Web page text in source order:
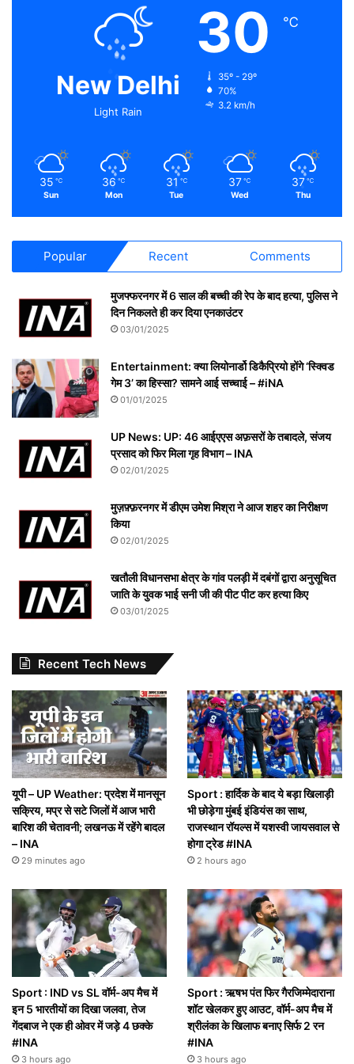
New Delhi
Light Rain
30 ℃
35º - 29º
70%
3.2 km/h
35 ℃
Sun
36 ℃
Mon
31 ℃
Tue
37 ℃
Wed
37 ℃
Thu
Popular Recent Comments
मुजफ्फरनगर में 6 साल की बच्ची की रेप के बाद हत्या, पुलिस ने
दिन निकलते ही कर दिया एनकाउंटर
03/01/2025
Entertainment: क्या लियोनार्डो डिकैप्रियो होंगे ‘स्क्विड
गेम 3’ का हिस्सा? सामने आई सच्चाई – #iNA
01/01/2025
UP News: UP: 46 आईएएस अफ़सरों के तबादले, संजय
प्रसाद को फिर मिला गृह विभाग – INA
02/01/2025
मुज़फ़्फ़रनगर में डीएम उमेश मिश्रा ने आज शहर का निरीक्षण
किया
02/01/2025
खतौली विधानसभा क्षेत्र के गांव पलड़ी में दबंगों द्वारा अनुसूचित
जाति के युवक भाई सनी जी की पीट पीट कर हत्या किए
03/01/2025
Recent Tech News
यूपी – UP Weather: प्रदेश में मानसून
सक्रिय, मप्र से सटे जिलों में आज भारी
बारिश की चेतावनी; लखनऊ में रहेंगे बादल
– INA
29 minutes ago
Sport : हार्दिक के बाद ये बड़ा खिलाड़ी
भी छोड़ेगा मुंबई इंडियंस का साथ,
राजस्थान रॉयल्स में यशस्वी जायसवाल से
होगा ट्रेड #INA
2 hours ago
Sport : IND vs SL वॉर्म-अप मैच में
इन 5 भारतीयों का दिखा जलवा, तेज
गेंदबाज ने एक ही ओवर में जड़े 4 छक्के
#INA
3 hours ago
Sport : ऋषभ पंत फिर गैरजिम्मेदाराना
शॉट खेलकर हुए आउट, वॉर्म-अप मैच में
श्रीलंका के खिलाफ बनाए सिर्फ 2 रन
#INA
3 hours ago